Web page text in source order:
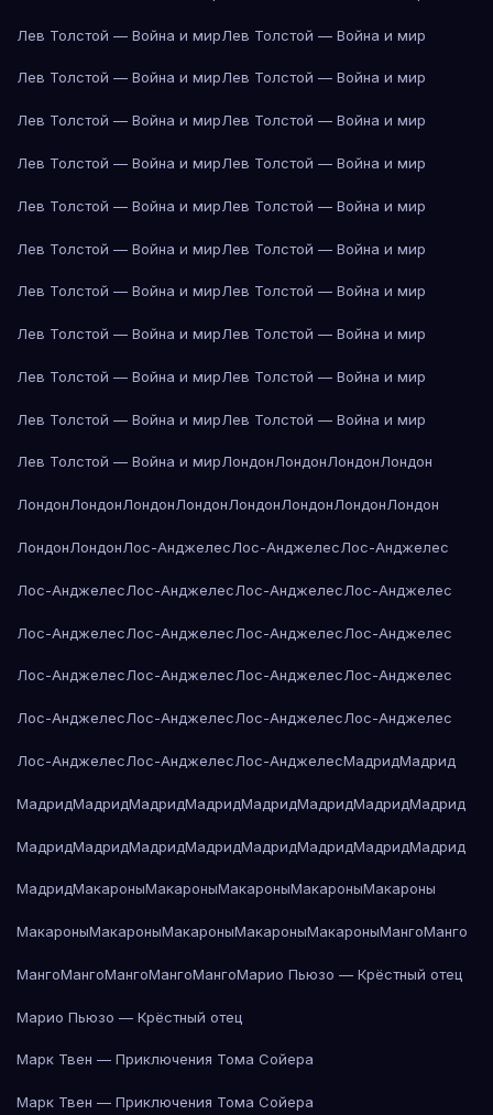
Лев Толстой — Война и мирЛев Толстой — Война и мир
Лев Толстой — Война и мирЛев Толстой — Война и мир
Лев Толстой — Война и мирЛев Толстой — Война и мир
Лев Толстой — Война и мирЛев Толстой — Война и мир
Лев Толстой — Война и мирЛев Толстой — Война и мир
Лев Толстой — Война и мирЛев Толстой — Война и мир
Лев Толстой — Война и мирЛев Толстой — Война и мир
Лев Толстой — Война и мирЛев Толстой — Война и мир
Лев Толстой — Война и мирЛев Толстой — Война и мир
Лев Толстой — Война и мирЛев Толстой — Война и мир
Лев Толстой — Война и мирЛондонЛондонЛондонЛондон
ЛондонЛондонЛондонЛондонЛондонЛондонЛондонЛондон
ЛондонЛондонЛос-АнджелесЛос-АнджелесЛос-Анджелес
Лос-АнджелесЛос-АнджелесЛос-АнджелесЛос-Анджелес
Лос-АнджелесЛос-АнджелесЛос-АнджелесЛос-Анджелес
Лос-АнджелесЛос-АнджелесЛос-АнджелесЛос-Анджелес
Лос-АнджелесЛос-АнджелесЛос-АнджелесЛос-Анджелес
Лос-АнджелесЛос-АнджелесЛос-АнджелесМадридМадрид
МадридМадридМадридМадридМадридМадридМадридМадрид
МадридМадридМадридМадридМадридМадридМадридМадрид
МадридМакароныМакароныМакароныМакароныМакароны
МакароныМакароныМакароныМакароныМакароныМангоМанго
МангоМангоМангоМангоМангоМарио Пьюзо — Крёстный отец
Марио Пьюзо — Крёстный отец
Марк Твен — Приключения Тома Сойера
Марк Твен — Приключения Тома Сойера